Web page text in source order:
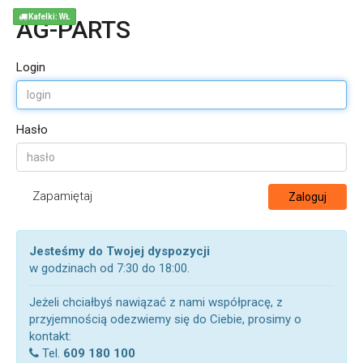
AG-PARTS
Login
Hasło
Zapamiętaj Zaloguj
Jesteśmy do Twojej dyspozycji
w godzinach od 7:30 do 18:00.
Jeżeli chciałbyś nawiązać z nami współpracę, z
przyjemnością odezwiemy się do Ciebie, prosimy o
kontakt:
Tel. 609 180 100
Kafelki: WŁ